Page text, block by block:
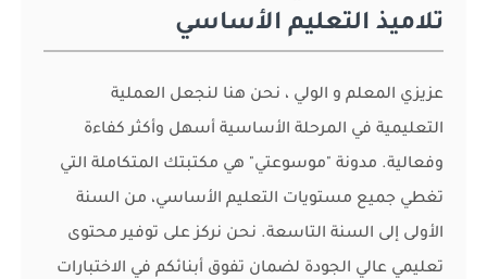
تلاميذ التعليم الأساسي
عزيزي المعلم و الولي ، نحن هنا لنجعل العملية
التعليمية في المرحلة الأساسية أسهل وأكثر كفاءة
وفعالية. مدونة "موسوعتي" هي مكتبتك المتكاملة التي
تغطي جميع مستويات التعليم الأساسي، من السنة
الأولى إلى السنة التاسعة. نحن نركز على توفير محتوى
تعليمي عالي الجودة لضمان تفوق أبنائكم في الاختبارات